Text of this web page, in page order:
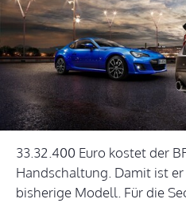
33.32.400 Euro kostet der
Handschaltung. Damit ist
bisherige Modell. Für die